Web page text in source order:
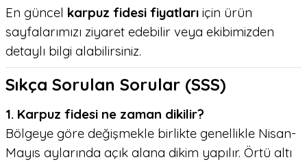
En güncel karpuz fidesi fiyatları için ürün
sayfalarımızı ziyaret edebilir veya ekibimizden
detaylı bilgi alabilirsiniz.
Sıkça Sorulan Sorular (SSS)
1. Karpuz fidesi ne zaman dikilir?
Bölgeye göre değişmekle birlikte genellikle Nisan-
Mayıs aylarında açık alana dikim yapılır. Örtü altı